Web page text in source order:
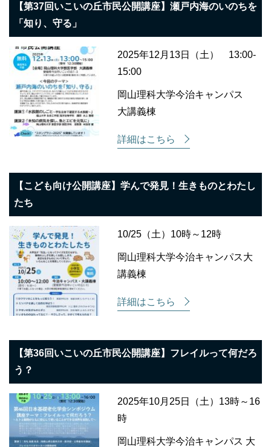
【第37回いこいの丘市民公開講座】瀬戸内海のいのちを
「知り、守る」
2025年12月13日（土） 13:00-
15:00
岡山理科大学今治キャンパス
大講義棟
詳細はこちら
【こども向け公開講座】学んで発見！生きものとわたし
たち
10/25（土）10時～12時
岡山理科大学今治キャンパス大
講義棟
詳細はこちら
【第36回いこいの丘市民公開講座】フレイルって何だろ
う？
2025年10月25日（土）13時～16
時
岡山理科大学今治キャンパス 大